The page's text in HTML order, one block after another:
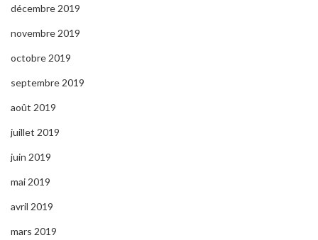
décembre 2019
novembre 2019
octobre 2019
septembre 2019
août 2019
juillet 2019
juin 2019
mai 2019
avril 2019
mars 2019